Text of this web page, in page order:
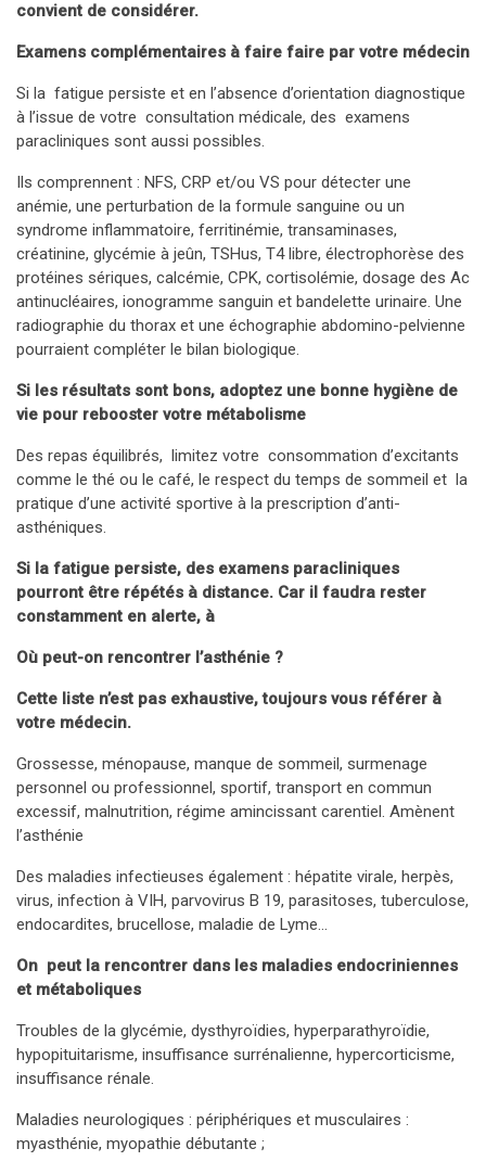
convient de considérer.
Examens complémentaires à faire faire par votre médecin
Si la fatigue persiste et en l’absence d’orientation diagnostique
à l’issue de votre consultation médicale, des examens
paracliniques sont aussi possibles.
Ils comprennent : NFS, CRP et/ou VS pour détecter une
anémie, une perturbation de la formule sanguine ou un
syndrome inflammatoire, ferritinémie, transaminases,
créatinine, glycémie à jeûn, TSHus, T4 libre, électrophorèse des
protéines sériques, calcémie, CPK, cortisolémie, dosage des Ac
antinucléaires, ionogramme sanguin et bandelette urinaire. Une
radiographie du thorax et une échographie abdomino-pelvienne
pourraient compléter le bilan biologique.
Si les résultats sont bons, adoptez une bonne hygiène de
vie pour rebooster votre métabolisme
Des repas équilibrés, limitez votre consommation d’excitants
comme le thé ou le café, le respect du temps de sommeil et la
pratique d’une activité sportive à la prescription d’anti-
asthéniques.
Si la fatigue persiste, des examens paracliniques
pourront être répétés à distance. Car il faudra rester
constamment en alerte, à
Où peut-on rencontrer l’asthénie ?
Cette liste n’est pas exhaustive, toujours vous référer à
votre médecin.
Grossesse, ménopause, manque de sommeil, surmenage
personnel ou professionnel, sportif, transport en commun
excessif, malnutrition, régime amincissant carentiel. Amènent
l’asthénie
Des maladies infectieuses également : hépatite virale, herpès,
virus, infection à VIH, parvovirus B 19, parasitoses, tuberculose,
endocardites, brucellose, maladie de Lyme…
On peut la rencontrer dans les maladies endocriniennes
et métaboliques
Troubles de la glycémie, dysthyroïdies, hyperparathyroïdie,
hypopituitarisme, insuffisance surrénalienne, hypercorticisme,
insuffisance rénale.
Maladies neurologiques : périphériques et musculaires :
myasthénie, myopathie débutante ;